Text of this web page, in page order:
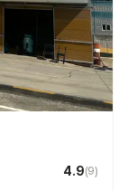
4.9(9)